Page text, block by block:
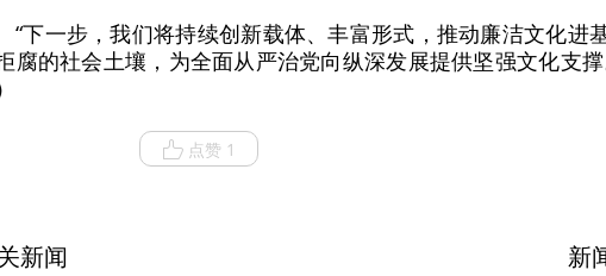
“下一步，我们将持续创新载体、丰富形式，推动廉洁文化
腐的社会土壤，为全面从严治党向纵深发展提供坚强文化支
点赞 1
新闻 新